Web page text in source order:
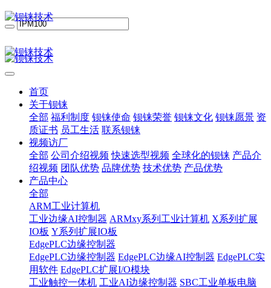
首页
关于钡铼
全部 福利制度 钡铼使命 钡铼荣誉 钡铼文化 钡铼愿景 资
质证书 员工生活 联系钡铼
视频访厂
全部 公司介绍视频 快速选型视频 全球化的钡铼 产品介
绍视频 团队优势 品牌优势 技术优势 产品优势
产品中心
全部
ARM工业计算机
工业边缘AI控制器 ARMxy系列工业计算机 X系列扩展
IO板 Y系列扩展IO板
EdgePLC边缘控制器
EdgePLC边缘控制器 EdgePLC边缘AI控制器 EdgePLC实
用软件 EdgePLC扩展I/O模块
工业触控一体机 工业AI边缘控制器 SBC工业单板电脑